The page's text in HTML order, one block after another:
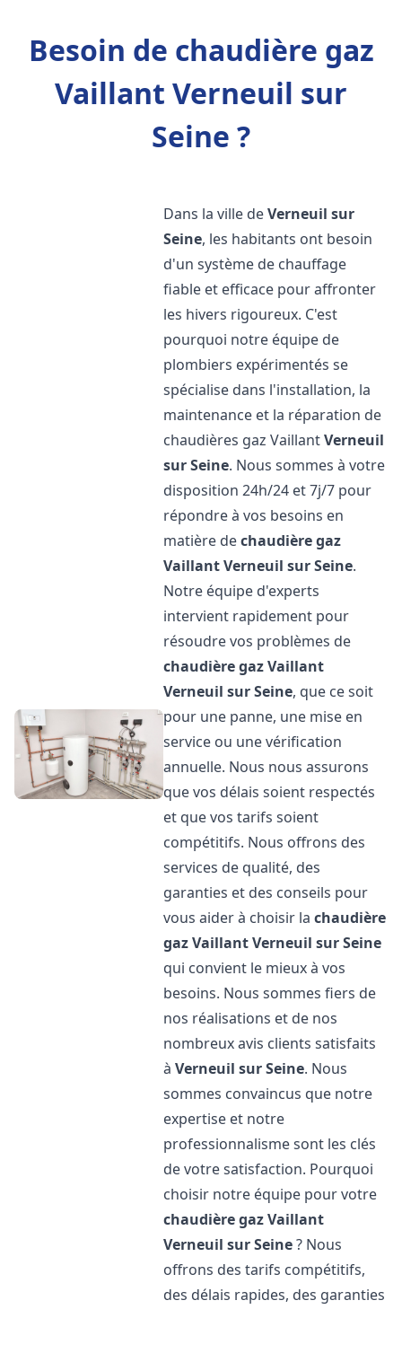
Besoin de chaudière gaz
Vaillant Verneuil sur
Seine ?
Dans la ville deVerneuil sur
Seine, les habitants ont besoin
d'un système de chauffage
fiable et efficace pour affronter
les hivers rigoureux. C'est
pourquoi notre équipe de
plombiers expérimentés se
spécialise dans l'installation, la
maintenance et la réparation de
chaudières gaz VaillantVerneuil
sur Seine. Nous sommes à votre
disposition 24h/24 et 7j/7 pour
répondre à vos besoins en
matière dechaudière gaz
VaillantVerneuil sur Seine.
Notre équipe d'experts
intervient rapidement pour
résoudre vos problèmes de
chaudière gaz Vaillant
Verneuil sur Seine, que ce soit
pour une panne, une mise en
service ou une vérification
annuelle. Nous nous assurons
que vos délais soient respectés
et que vos tarifs soient
compétitifs. Nous offrons des
services de qualité, des
garanties et des conseils pour
vous aider à choisir lachaudière
gaz VaillantVerneuil sur Seine
qui convient le mieux à vos
besoins. Nous sommes fiers de
nos réalisations et de nos
nombreux avis clients satisfaits
àVerneuil sur Seine. Nous
sommes convaincus que notre
expertise et notre
professionnalisme sont les clés
de votre satisfaction. Pourquoi
choisir notre équipe pour votre
chaudière gaz Vaillant
Verneuil sur Seine? Nous
offrons des tarifs compétitifs,
des délais rapides, des garanties